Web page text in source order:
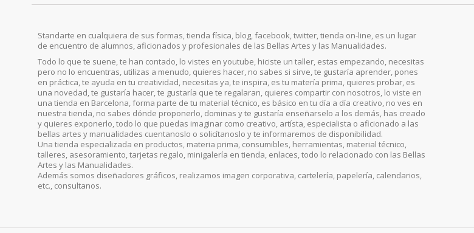
Standarte en cualquiera de sus formas, tienda física, blog, facebook, twitter, tienda on-line, es un lugar
de encuentro de alumnos, aficionados y profesionales de las Bellas Artes y las Manualidades.
Todo lo que te suene, te han contado, lo vistes en youtube, hiciste un taller, estas empezando, necesitas
pero no lo encuentras, utilizas a menudo, quieres hacer, no sabes si sirve, te gustaría aprender, pones
en práctica, te ayuda en tu creatividad, necesitas ya, te inspira, es tu matería prima, quieres probar, es
una novedad, te gustaría hacer, te gustaría que te regalaran, quieres compartir con nosotros, lo viste en
una tienda en Barcelona, forma parte de tu material técnico, es básico en tu día a día creativo, no ves en
nuestra tienda, no sabes dónde proponerlo, dominas y te gustaría enseñarselo a los demás, has creado
y quieres exponerlo, todo lo que puedas imaginar como creativo, artísta, especialista o aficionado a las
bellas artes y manualidades cuentanoslo o solicítanoslo y te informaremos de disponibilidad.
Una tienda especializada en productos, materia prima, consumibles, herramientas, material técnico,
talleres, asesoramiento, tarjetas regalo, minigalería en tienda, enlaces, todo lo relacionado con las Bellas
Artes y las Manualidades.
Además somos diseñadores gráficos, realizamos imagen corporativa, cartelería, papelería, calendarios,
etc., consultanos.